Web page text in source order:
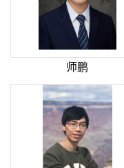
师鹏